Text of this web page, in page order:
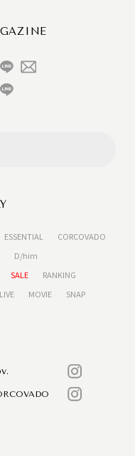
ESSENTIAL
CORCOVADO
D/him
SALE
RANKING
MOVIE SNAP